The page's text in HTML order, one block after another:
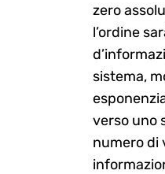
zero
l’ordine
sistema,
verso uno
numero di